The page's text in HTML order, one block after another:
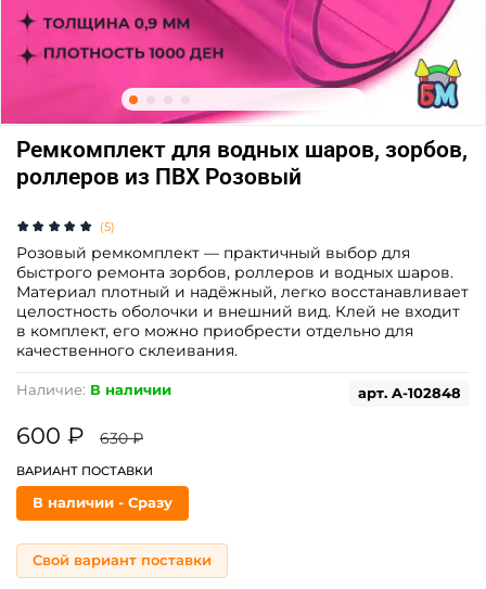
(5)
арт. A-102848
Наличие: В наличии
Ремкомплект для водных шаров, зорбов,
роллеров из ПВХ Розовый
600 ₽ 630 ₽
ВАРИАНТ ПОСТАВКИ
В наличии - Сразу
Свой вариант поставки
Розовый ремкомплект — практичный выбор для
быстрого ремонта зорбов, роллеров и водных шаров.
Материал плотный и надёжный, легко восстанавливает
целостность оболочки и внешний вид. Клей не входит
в комплект, его можно приобрести отдельно для
качественного склеивания.